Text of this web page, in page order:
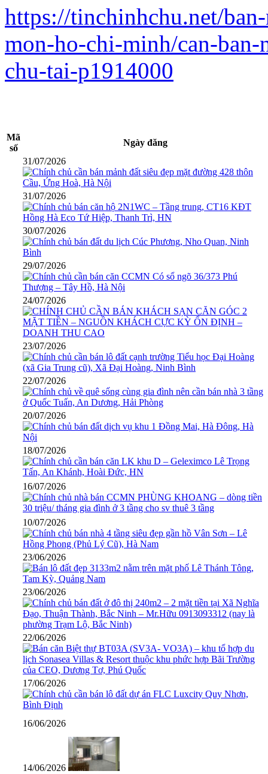
https://tinchinhchu.net/
mon-ho-chi-minh/can-
chu-tai-p1914000
Mã
số
Ngày đăng
31/07/2026
31/07/2026
30/07/2026
29/07/2026
24/07/2026
23/07/2026
22/07/2026
20/07/2026
18/07/2026
16/07/2026
10/07/2026
23/06/2026
23/06/2026
22/06/2026
17/06/2026
16/06/2026
14/06/2026